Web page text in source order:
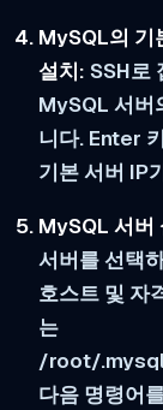
MySQL의 기
설치: SSH로
MySQL 서버
니다. Enter
기본 서버 IP
MySQL 서버
서버를 선택
호스트 및 자
는
/root/
다음 명령어